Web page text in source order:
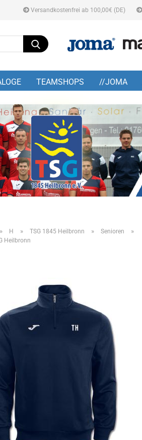
Versandkostenfrei ab 100,00€ (DE)
Suche...
TEAMSHOPS //JOMA
» H » TSG 1845 Heilbronn » Senioren »
Heilbronn